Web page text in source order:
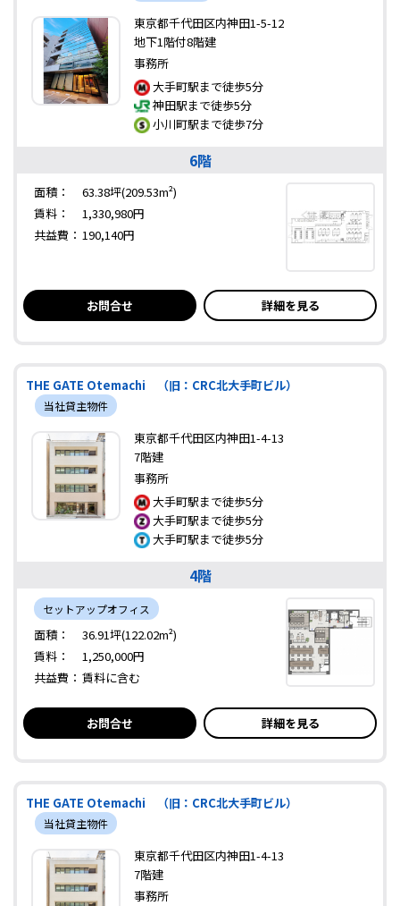
東京都千代田区内神田1-5-12
地下1階付8階建
事務所
大手町駅まで徒歩5分
神田駅まで徒歩5分
小川町駅まで徒歩7分
6階
面積：
63.38坪(209.53m²)
賃料：
1,330,980円
共益費： 190,140円
お問合せ 詳細を見る
THE GATE Otemachi （旧：CRC北大手町ビル）
当社貸主物件
東京都千代田区内神田1-4-13
7階建
事務所
大手町駅まで徒歩5分
大手町駅まで徒歩5分
大手町駅まで徒歩5分
4階
セットアップオフィス
面積：
36.91坪(122.02m²)
賃料：
1,250,000円
共益費： 賃料に含む
お問合せ 詳細を見る
THE GATE Otemachi （旧：CRC北大手町ビル）
当社貸主物件
東京都千代田区内神田1-4-13
7階建
事務所